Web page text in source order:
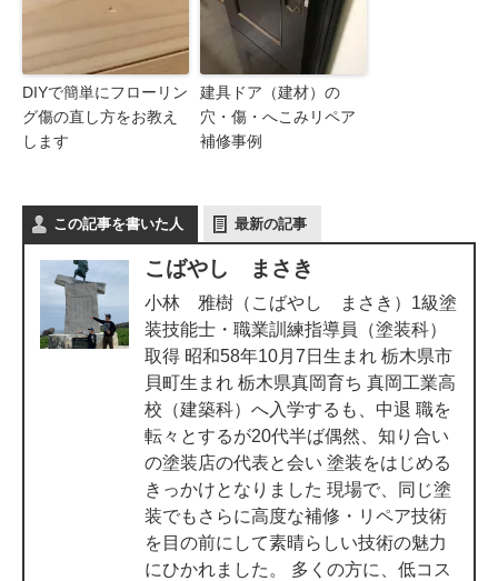
DIYで簡単にフローリン
グ傷の直し方をお教え
します
建具ドア（建材）の
穴・傷・へこみリペア
補修事例
この記事を書いた人 最新の記事
こばやし まさき
小林 雅樹（こばやし まさき）1級塗
装技能士・職業訓練指導員（塗装科）
取得 昭和58年10月7日生まれ 栃木県市
貝町生まれ 栃木県真岡育ち 真岡工業高
校（建築科）へ入学するも、中退 職を
転々とするが20代半ば偶然、知り合い
の塗装店の代表と会い 塗装をはじめる
きっかけとなりました 現場で、同じ塗
装でもさらに高度な補修・リペア技術
を目の前にして素晴らしい技術の魅力
にひかれました。 多くの方に、低コス